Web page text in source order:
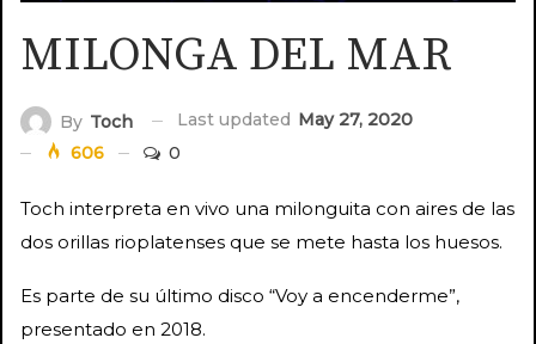
MILONGA DEL MAR
By Toch Last updated May 27, 2020
606
0
Toch interpreta en vivo una milonguita con aires de las
dos orillas rioplatenses que se mete hasta los huesos.
Es parte de su último disco “Voy a encenderme”,
presentado en 2018.